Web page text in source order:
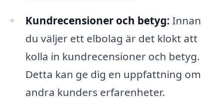
Kundrecensioner och betyg: Innan
du väljer ett elbolag är det klokt att
kolla in kundrecensioner och betyg.
Detta kan ge dig en uppfattning om
andra kunders erfarenheter.